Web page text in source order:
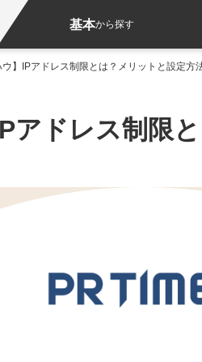
基本から探す
ウ】IPアドレス制限とは？メリットと設定方
アドレス制限